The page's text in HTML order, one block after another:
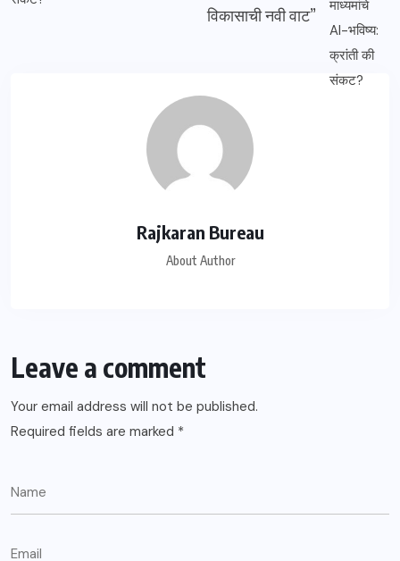
विकासाची नवी वाट”
Rajkaran Bureau
About Author
Leave a comment
Your email address will not be published.
Required fields are marked *